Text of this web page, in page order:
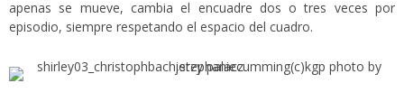
apenas se mueve, cambia el encuadre dos o tres veces por
episodio, siempre respetando el espacio del cuadro.